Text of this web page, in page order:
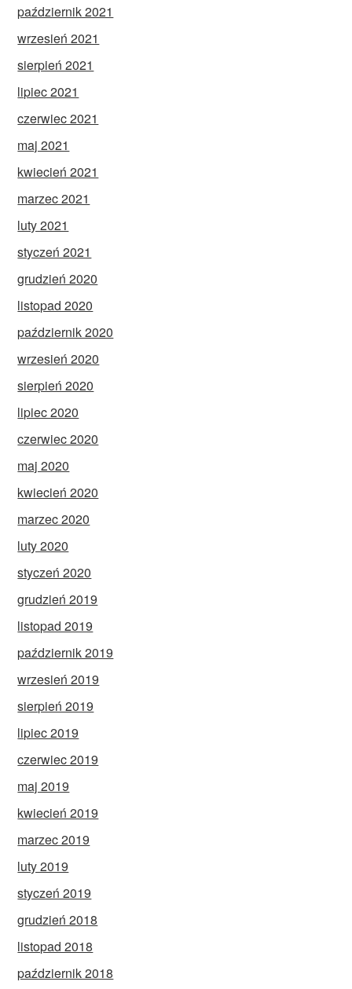
październik 2021
wrzesień 2021
sierpień 2021
lipiec 2021
czerwiec 2021
maj 2021
kwiecień 2021
marzec 2021
luty 2021
styczeń 2021
grudzień 2020
listopad 2020
październik 2020
wrzesień 2020
sierpień 2020
lipiec 2020
czerwiec 2020
maj 2020
kwiecień 2020
marzec 2020
luty 2020
styczeń 2020
grudzień 2019
listopad 2019
październik 2019
wrzesień 2019
sierpień 2019
lipiec 2019
czerwiec 2019
maj 2019
kwiecień 2019
marzec 2019
luty 2019
styczeń 2019
grudzień 2018
listopad 2018
październik 2018